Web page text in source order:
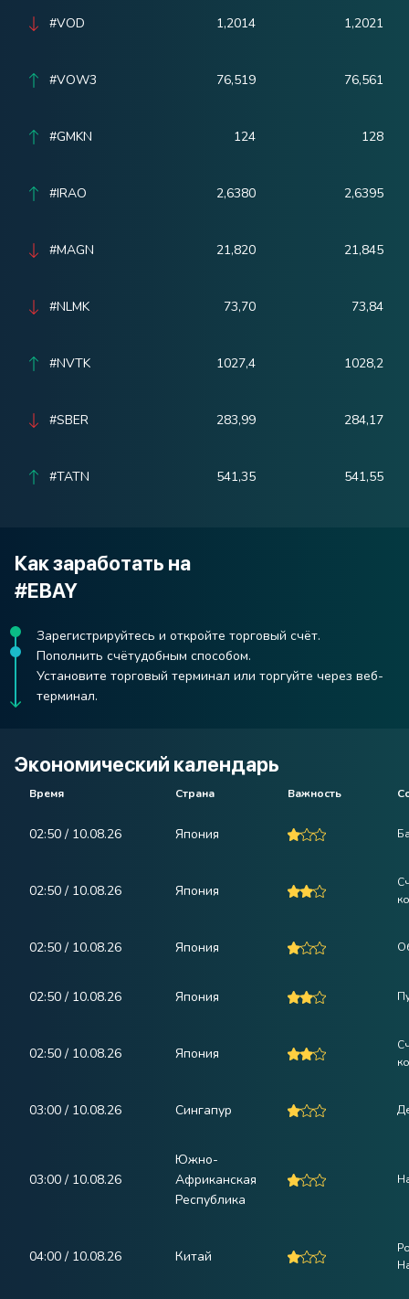
#VOD 1,2014 1,2021
#VOW3 76,519 76,561
#GMKN 124 128
#IRAO 2,6380 2,6395
#MAGN 21,820 21,845
#NLMK 73,70 73,84
#NVTK 1027,4 1028,2
#SBER 283,99 284,17
#TATN 541,35 541,55
Как заработать на
#EBAY
Зарегистрируйтесь и откройте торговый счёт.
Пополнить счётудобным способом.
Установите торговый терминал или торгуйте через веб-
терминал.
Экономический календарь
Время Страна Важность
02:50 / 10.08.26 Япония
02:50 / 10.08.26 Япония
02:50 / 10.08.26 Япония
02:50 / 10.08.26 Япония
02:50 / 10.08.26 Япония
03:00 / 10.08.26 Сингапур
03:00 / 10.08.26
Южно-
Африканская
Республика
04:00 / 10.08.26 Китай